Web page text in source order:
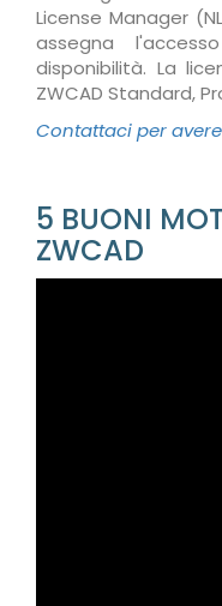
License Manager
assegna
disponibilità. La
ZWCAD Standard,
Contattaci per
5 BUONI
ZWCAD